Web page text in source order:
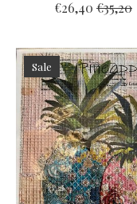
€26,40 €35,20
Sale